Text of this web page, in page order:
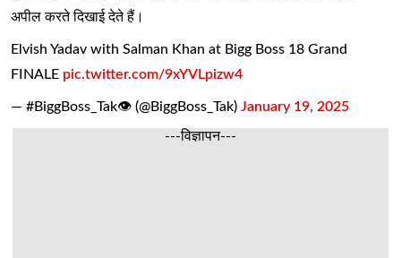
अपील करते दिखाई देते हैं।
Elvish Yadav with Salman Khan at Bigg Boss 18 Grand
FINALE pic.twitter.com/9xYVLpizw4
— #BiggBoss_Tak👁 (@BiggBoss_Tak) January 19, 2025
---विज्ञापन---